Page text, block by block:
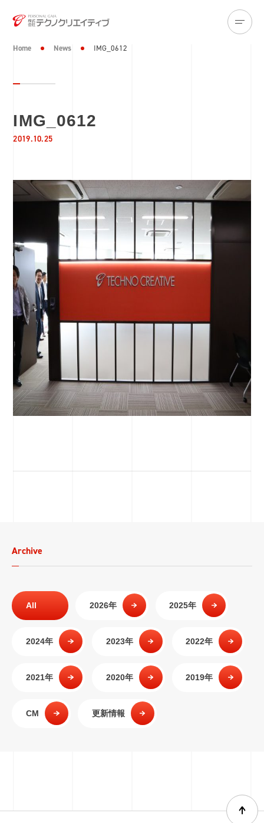
Home News IMG_0612
IMG_0612
2019.10.25
Archive
All 2026年 2025年
2024年 2023年 2022年
2021年 2020年 2019年
CM 更新情報